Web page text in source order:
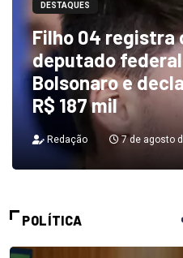
DESTAQUES
Filho 04 registra
deputado
Bolsonaro e
R$ 187 mil
Redação 7 de agosto
POLÍTICA